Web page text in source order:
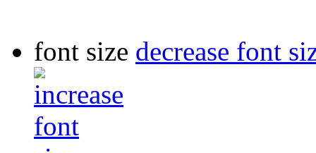
font size decrease font